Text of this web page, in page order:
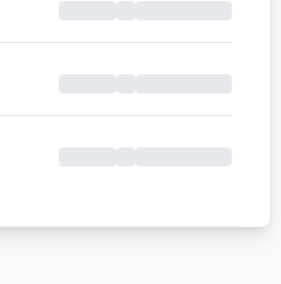
1.6km 3 min